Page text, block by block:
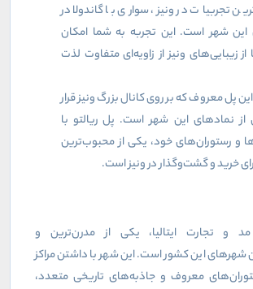
تجربیات در ونیز، سواری با گاندولا در
این شهر است. این تجربه به شما امکان
زیبایی‌های ونیز از زاویه‌ای متفاوت لذت
پل معروف که بر روی کانال بزرگ ونیز قرار
از نمادهای این شهر است. پل ریالتو با
و رستوران‌های خود، یکی از محبوب‌ترین
خرید و گشت‌وگذار در ونیز است.
مد و تجارت ایتالیا، یکی از مدرن‌ترین و
این کشور است. این شهر با داشتن مراکز
معروف و جاذبه‌های تاریخی متعدد،